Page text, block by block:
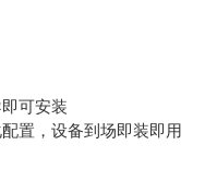
可安装
置，设备到场即装即用